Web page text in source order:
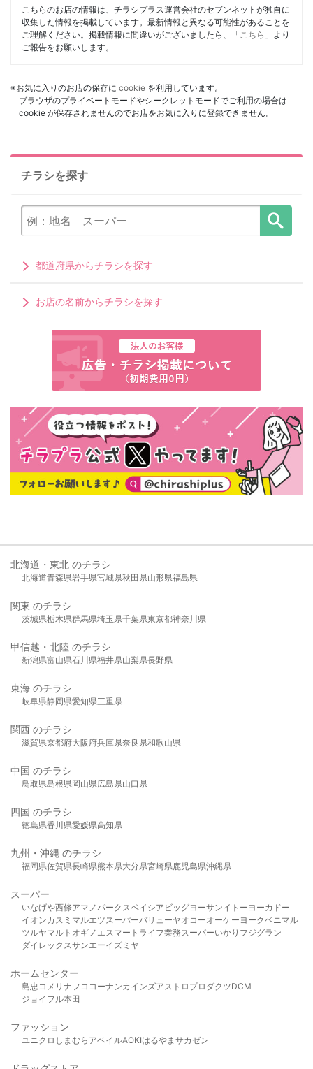
こちらのお店の情報は、チラシプラス運営会社のセブンネットが独自に
収集した情報を掲載しています。最新情報と異なる可能性があることを
ご理解ください。掲載情報に間違いがございましたら、「 こちら 」より
ご報告をお願いします。
※お気に入りのお店の保存に cookie を利用しています。
ブラウザのプライベートモードやシークレットモードでご利用の場合は
cookie が保存されませんのでお店をお気に入りに登録できません。
チラシを探す
都道府県からチラシを探す
お店の名前からチラシを探す
北海道・東北 のチラシ
北海道青森県岩手県宮城県秋田県山形県福島県
関東 のチラシ
茨城県栃木県群馬県埼玉県千葉県東京都神奈川県
甲信越・北陸 のチラシ
新潟県富山県石川県福井県山梨県長野県
東海 のチラシ
岐阜県静岡県愛知県三重県
関西 のチラシ
滋賀県京都府大阪府兵庫県奈良県和歌山県
中国 のチラシ
鳥取県島根県岡山県広島県山口県
四国 のチラシ
徳島県香川県愛媛県高知県
九州・沖縄 のチラシ
福岡県佐賀県長崎県熊本県大分県宮崎県鹿児島県沖縄県
スーパー
いなげや西條アマノパークスベイシア ビッグヨーサンイトーヨーカドー
イオンカスミ マルエツスーパーバリューヤオコーオーケー ヨークベニマル
ツルヤマルト オギノ エスマート ライフ業務スーパーいかり フジグラン
ダイレックスサンエーイズミヤ
ホームセンター
島忠 コメリ ナフコ コーナンカインズアストロプロダクツDCM
ジョイフル本田
ファッション
ユニクロ しまむら アベイルAOKIはるやま サカゼン